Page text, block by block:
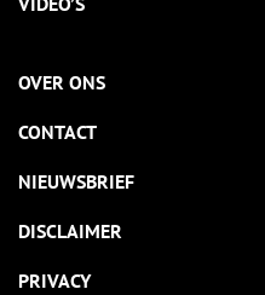
OVER ONS
CONTACT
NIEUWSBRIEF
DISCLAIMER
PRIVACY